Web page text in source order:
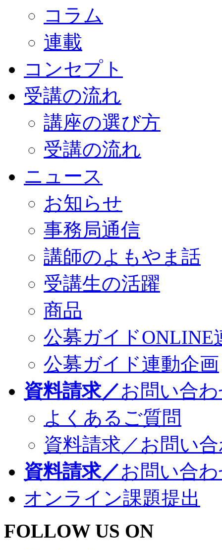
コラム
連載
コンセプト
受講の流れ
講座の選び方
受講の流れ
ニュース
お知らせ
事務局通信
講師のよもやま話
受講生の活躍
商品
公募ガイドONLINE
公募ガイド連動企画
資料請求／お問い合
よくあるご質問
資料請求／お問い
資料請求／お問い合
オンライン課題提出
FOLLOW US ON